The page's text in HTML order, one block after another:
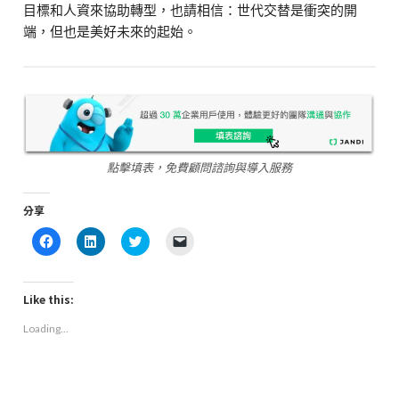
目標和人資來協助轉型，也請相信：世代交替是衝突的開
端，但也是美好未來的起始。
點擊填表，免費顧問諮詢與導入服務
分享
Click
to
Facebook
(Opens
in
window)
Click
to
Click
to
Like this:
Loading...